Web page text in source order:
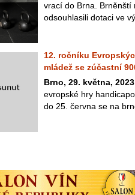
vrací do Brna. Brněnští
odsouhlasili dotaci ve
12. ročníku
mládež se zúčastní
Brno, 29. května, 2023
evropské hry
do 25. června se na